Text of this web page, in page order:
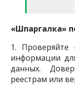
«Шпаргалка»
1. Проверяйте
информации
данных.
реестрам или